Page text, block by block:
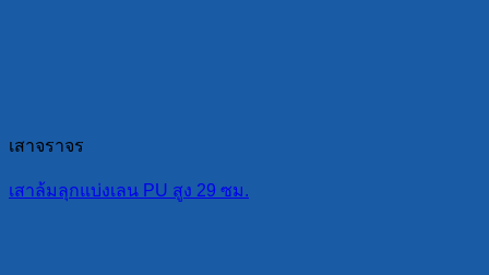
เสาจราจร
เสาล้มลุกแบ่งเลน PU สูง 29 ซม.